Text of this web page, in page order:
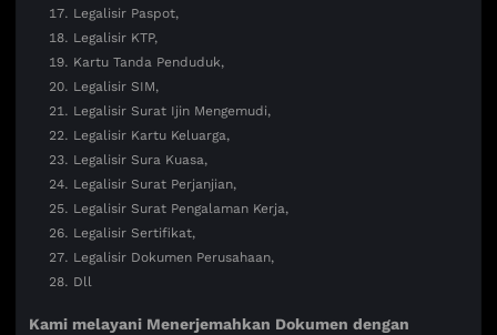
Legalisir Paspot,
Legalisir KTP,
Kartu Tanda Penduduk,
Legalisir SIM,
Legalisir Surat Ijin Mengemudi,
Legalisir Kartu Keluarga,
Legalisir Sura Kuasa,
Legalisir Surat Perjanjian,
Legalisir Surat Pengalaman Kerja,
Legalisir Sertifikat,
Legalisir Dokumen Perusahaan,
Dll
Kami melayani Menerjemahkan Dokumen dengan